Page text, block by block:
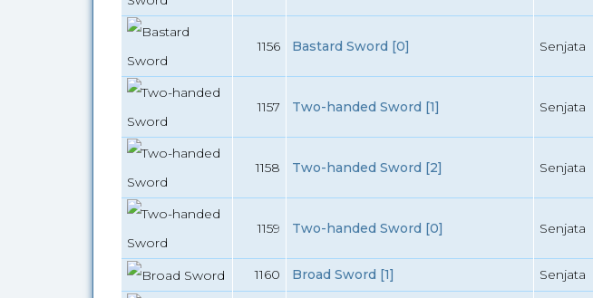
1156 Bastard Sword [0] Senjata
1157 Two-handed Sword [1] Senjata
1158 Two-handed Sword [2] Senjata
1159 Two-handed Sword [0] Senjata
1160 Broad Sword [1] Senjata